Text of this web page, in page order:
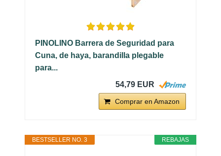
PINOLINO Barrera de Seguridad para
Cuna, de haya, barandilla plegable
para...
54,79 EUR
Comprar en Amazon
REBAJAS
BESTSELLER NO. 3